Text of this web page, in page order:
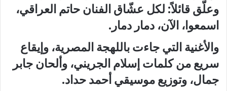
وعلّق قائلاً: لكل عشّاق الفنان حاتم العراقي،
اسمعوا، الآن، دمار دمار.
والأغنية التي جاءت باللهجة المصرية، وإيقاع
سريع من كلمات إسلام الجريني، وألحان جابر
جمال، وتوزيع موسيقي أحمد حداد.